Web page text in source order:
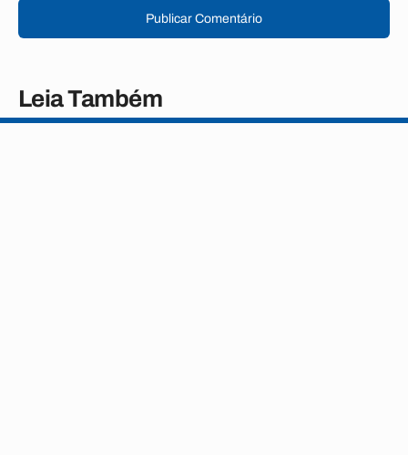
Publicar Comentário
Leia Também